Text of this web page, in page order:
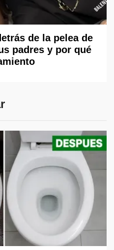
de la pelea de
padres y por qué